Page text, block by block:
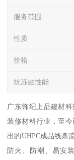
服务范围
性质
价格
抗冻融性能
广东饰纪上品建材科
装修材料行业，至今
出的UHPC成品线条
防火、防潮、易安